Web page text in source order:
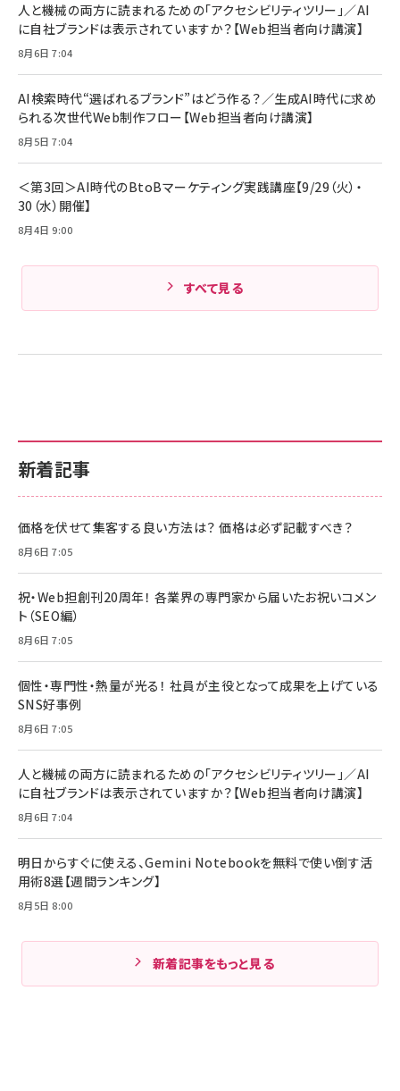
組織の成果を最大化する ルールのデザイン
￥1,980
Amazonランキングをもっと見る
技術基準適合】ブラック
￥5,990
ケーブル Anker絡まないケーブル 240W 結束バン
ド付き USB PD対応 シリコン素材採用 iPhone
17 / 16 / 15 / Galaxy iPad Pro MacBook
Pro/Air 各種対応 (1.8m ミッドナイトブラック)
￥1,890
サッポロ 生ビール 黒ラベル 350ml 缶 24本 ビー
ル ケース買い【6/30応募〆切! 黒ラベルビヤセラー
￥4,857
新着記事
価格を伏せて集客する良い方法は？ 価格は必ず記載すべき？
8月6日 7:05
祝・Web担創刊20周年！ 各業界の専門家から届いたお祝いコメン
ト（SEO編）
8月6日 7:05
個性・専門性・熱量が光る！ 社員が主役となって成果を上げている
SNS好事例
8月6日 7:05
人と機械の両方に読まれるための「アクセシビリティツリー」／AI
に自社ブランドは表示されていますか？【Web担当者向け講演】
8月6日 7:04
明日からすぐに使える、Gemini Notebookを無料で使い倒す活
用術8選【週間ランキング】
8月5日 8:00
新着記事をもっと見る
人と機械の両方に読まれるための「アクセシビリティツリー」／AI
に自社ブランドは表示されていますか？【Web担当者向け講演】
8月6日 7:04
AI検索時代“選ばれるブランド”はどう作る？／生成AI時代に求め
られる次世代Web制作フロー【Web担当者向け講演】
8月5日 7:04
＜第3回＞AI時代のBtoBマーケティング実践講座【9/29（火）・
30（水）開催】
8月4日 9:00
すべて見る